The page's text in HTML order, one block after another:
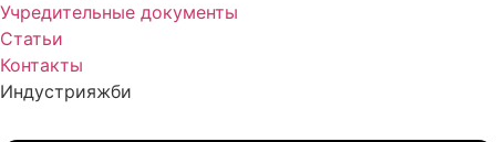
Учредительные документы
Статьи
Контакты
Индустрияжби